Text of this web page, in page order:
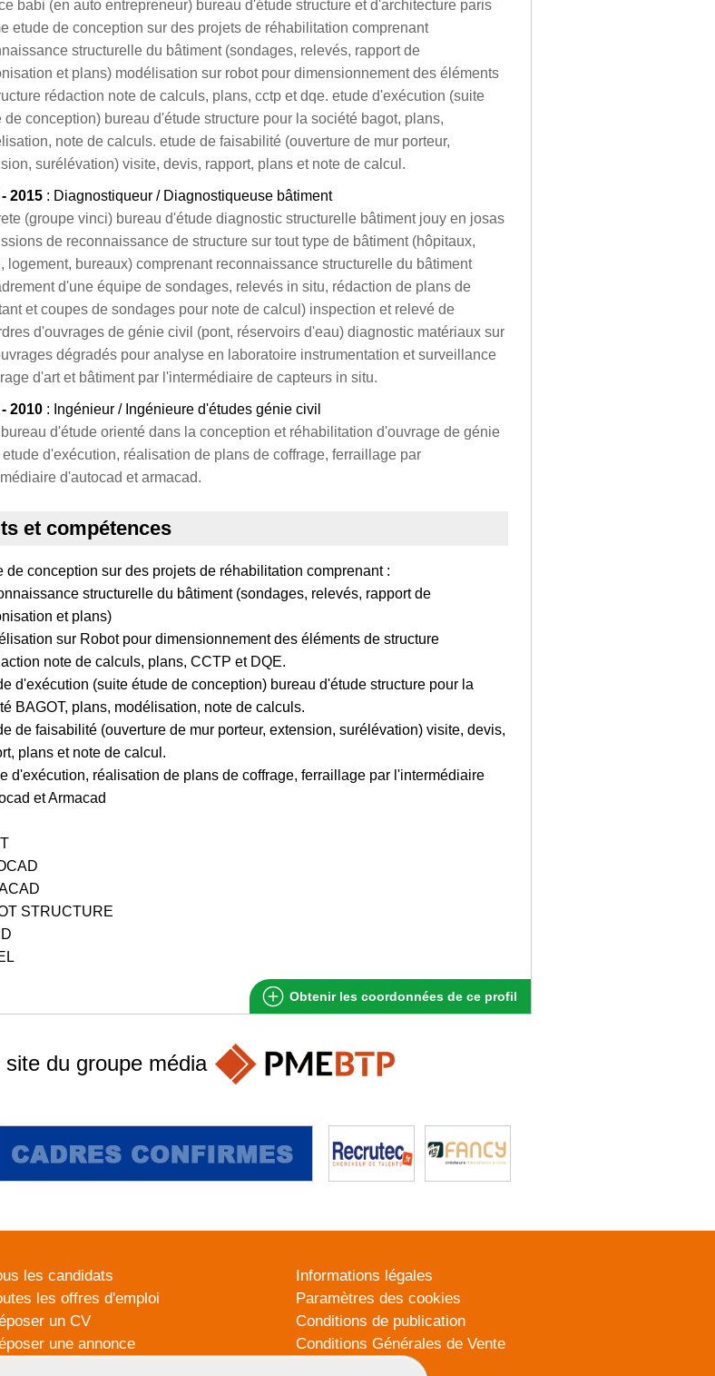
babi (en auto entrepreneur) bureau d'étude structure et d'architecture paris
etude de conception sur des projets de réhabilitation comprenant
structurelle du bâtiment (sondages, relevés, rapport de
et plans) modélisation sur robot pour dimensionnement des éléments
rédaction note de calculs, plans, cctp et dqe. etude d'exécution (suite
de conception) bureau d'étude structure pour la société bagot, plans,
note de calculs. etude de faisabilité (ouverture de mur porteur,
surélévation) visite, devis, rapport, plans et note de calcul.
2015 : Diagnostiqueur / Diagnostiqueuse bâtiment
(groupe vinci) bureau d'étude diagnostic structurelle bâtiment jouy en josas
de reconnaissance de structure sur tout type de bâtiment (hôpitaux,
logement, bureaux) comprenant reconnaissance structurelle du bâtiment
d'une équipe de sondages, relevés in situ, rédaction de plans de
et coupes de sondages pour note de calcul) inspection et relevé de
d'ouvrages de génie civil (pont, réservoirs d'eau) diagnostic matériaux sur
dégradés pour analyse en laboratoire instrumentation et surveillance
d'art et bâtiment par l'intermédiaire de capteurs in situ.
2010 : Ingénieur / Ingénieure d'études génie civil
d'étude orienté dans la conception et réhabilitation d'ouvrage de génie
d'exécution, réalisation de plans de coffrage, ferraillage par
d'autocad et armacad.
et compétences
de conception sur des projets de réhabilitation comprenant :
structurelle du bâtiment (sondages, relevés, rapport de
et plans)
sur Robot pour dimensionnement des éléments de structure
note de calculs, plans, CCTP et DQE.
d'exécution (suite étude de conception) bureau d'étude structure pour la
BAGOT, plans, modélisation, note de calculs.
de faisabilité (ouverture de mur porteur, extension, surélévation) visite, devis,
plans et note de calcul.
d'exécution, réalisation de plans de coffrage, ferraillage par l'intermédiaire
et Armacad
STRUCTURE
Obtenir les coordonnées de ce profil
du groupe média
les candidats
les offres d'emploi
un CV
une annonce
Informations légales
Paramètres des cookies
Conditions de publication
Conditions Générales de Vente